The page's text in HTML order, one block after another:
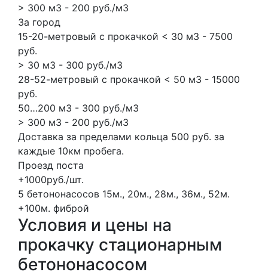
> 300 м3 - 200 руб./м3
За город
15-20-метровый с прокачкой < 30 м3 - 7500
руб.
> 30 м3 - 300 руб./м3
28-52-метровый с прокачкой < 50 м3 - 15000
руб.
50…200 м3 - 300 руб./м3
> 300 м3 - 200 руб./м3
Доставка за пределами кольца 500 руб. за
каждые 10км пробега.
Проезд поста
+1000руб./шт.
5 бетононасосов 15м., 20м., 28м., 36м., 52м.
+100м. фиброй
Условия и цены на
прокачку стационарным
бетононасосом